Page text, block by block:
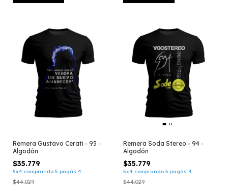
Remera Gustavo Cerati - 95 -
Algodón
$35.779
5x4 comprando 5 pagás 4
$44.029
Remera Soda Stereo - 94 -
Algodón
$35.779
5x4 comprando 5 pagás 4
$44.029